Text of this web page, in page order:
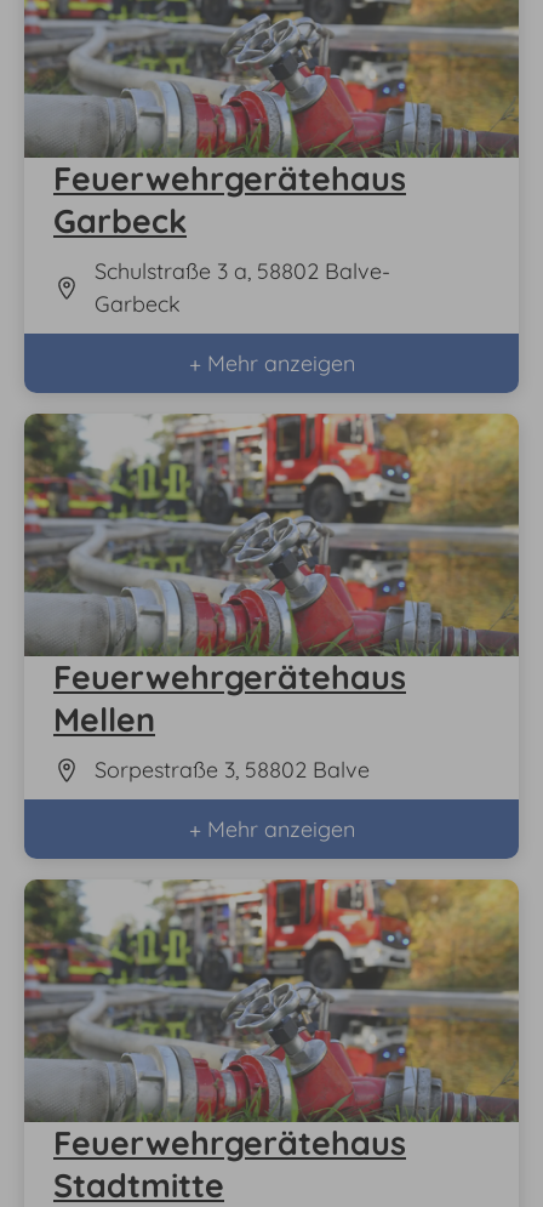
Feuerwehrgerätehaus
Garbeck
Schulstraße 3 a, 58802 Balve-
Garbeck
+ Mehr anzeigen
Feuerwehrgerätehaus
Mellen
Sorpestraße 3, 58802 Balve
+ Mehr anzeigen
Feuerwehrgerätehaus
Stadtmitte